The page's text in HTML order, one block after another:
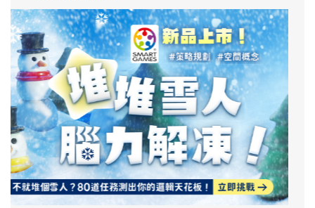
最新活動